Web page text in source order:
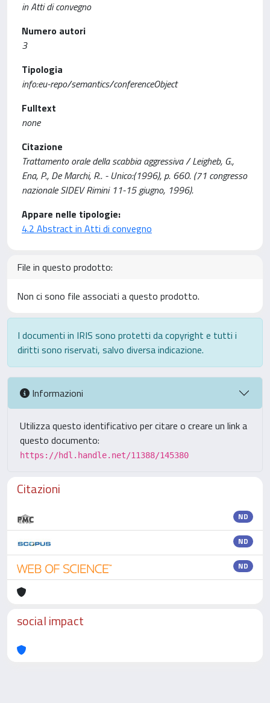
in Atti di convegno
Numero autori
3
Tipologia
info:eu-repo/semantics/conferenceObject
Fulltext
none
Citazione
Trattamento orale della scabbia aggressiva / Leigheb, G.,
Ena, P., De Marchi, R.. - Unico:(1996), p. 660. (71 congresso
nazionale SIDEV Rimini 11-15 giugno, 1996).
Appare nelle tipologie:
4.2 Abstract in Atti di convegno
File in questo prodotto:
Non ci sono file associati a questo prodotto.
I documenti in IRIS sono protetti da copyright e tutti i
diritti sono riservati, salvo diversa indicazione.
Informazioni
Utilizza questo identificativo per citare o creare un link a
questo documento:
https://hdl.handle.net/11388/145380
Citazioni
ND
ND
ND
social impact